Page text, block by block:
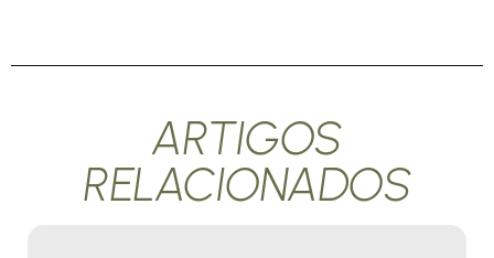
ARTIGOS
RELACIONADOS